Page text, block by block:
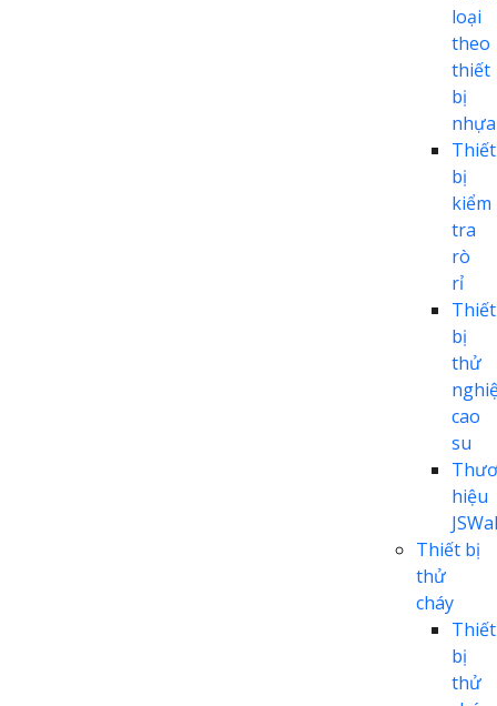
loại
theo
thiết
bị
nhựa
Thiết
bị
kiểm
tra
rò
rỉ
Thiết
bị
thử
cao
su
hiệu
Thiết bị
thử
cháy
Thiết
bị
thử